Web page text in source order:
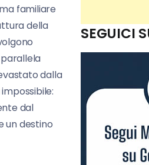
familiare
della
dalla
dal
un destino
SEGUICI